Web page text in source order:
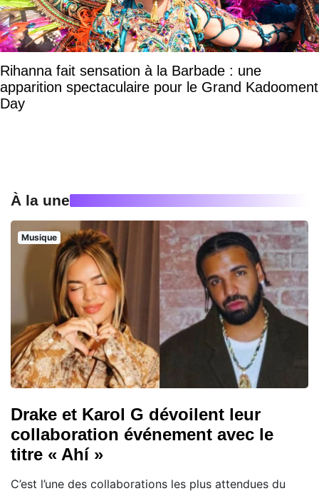
Rihanna fait sensation à la Barbade : une
apparition spectaculaire pour le Grand Kadooment
Day
À la une
Musique
Drake et Karol G dévoilent leur
collaboration événement avec le
titre « Ahí »
C’est l’une des collaborations les plus attendues du